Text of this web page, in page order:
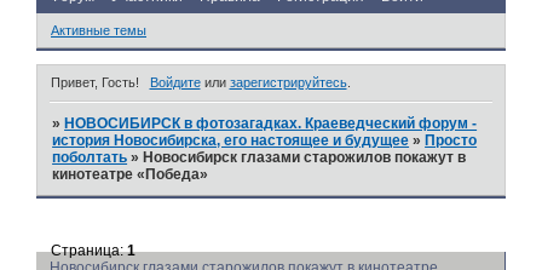
Активные темы
Привет, Гость! Войдитеили зарегистрируйтесь.
» НОВОСИБИРСК в фотозагадках. Краеведческий форум -
история Новосибирска, его настоящее и будущее » Просто
поболтать » Новосибирск глазами старожилов покажут в
кинотеатре «Победа»
Страница:1